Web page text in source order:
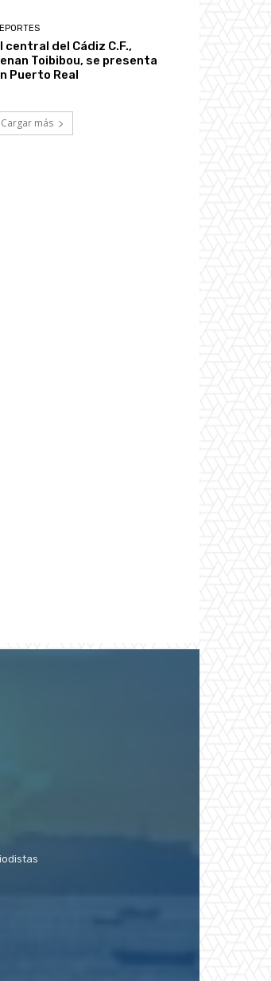
central del Cádiz C.F.,
Toibibou, se presenta
Puerto Real
Cargar más